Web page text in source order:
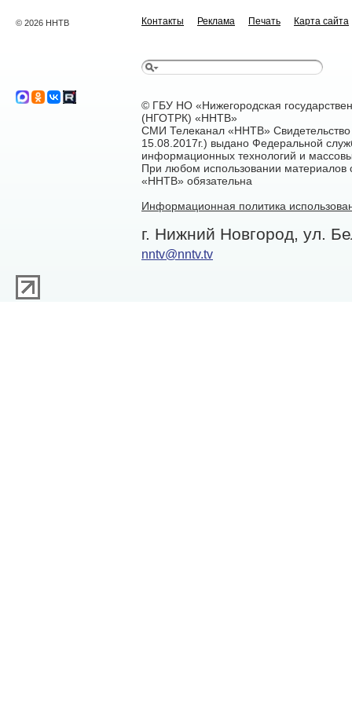
© 2026 ННТВ Контакты Реклама Печать Карта сайта
© ГБУ НО «Нижегородская
(НГОТРК) «ННТВ»
СМИ Телеканал «ННТВ»
15.08.2017г.) выдано Федеральной
информационных технологий и
При любом использовании материалов
«ННТВ» обязательна
Информационная политика
г. Нижний Новгород, ул.
nntv@nntv.tv